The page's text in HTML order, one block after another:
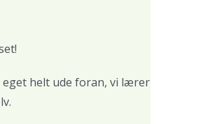
helt ude foran, vi lærer